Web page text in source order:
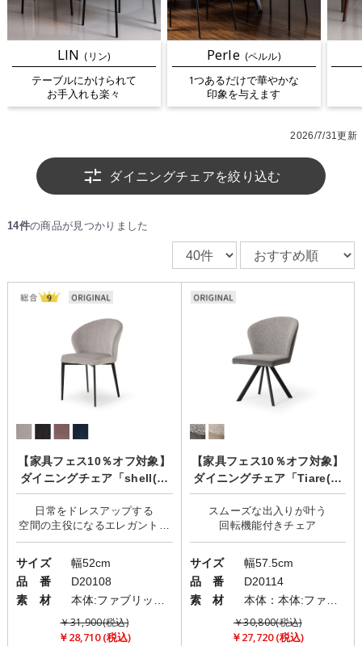
LIN (リン)
テーブルにかけられて
お手入れも楽々
Perle (ペルル)
1つあるだけで華やかな
印象を与えます
2026/7/31更新
ダイニングチェアを絞り込む
14件の商品が見つかりました
【家具フェス10％オフ対象】
ダイニングチェア「shell(シ
ェル)」
日常をドレスアップする
空間の主役になるエレガントな
椅子
サイズ
幅52cm
品 番
D20108
素 材
￥31,900(税込)
￥28,710 (税込)
【家具フェス10％オフ対象】
ダイニングチェア「Tiare(テ
ィアレ)」/回転チェア
スムーズな出入りが叶う
サイズ
幅57.5cm
品 番
D20114
素 材
￥30,800(税込)
￥27,720 (税込)